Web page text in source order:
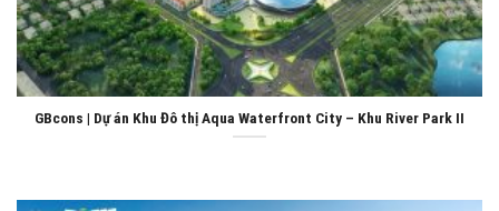
GBcons | Dự án Khu Đô thị Aqua Waterfront City – Khu River Park II